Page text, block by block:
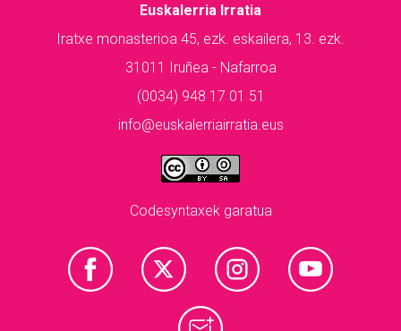
Euskalerria Irratia
Iratxe monasterioa 45, ezk. eskailera, 13. ezk.
31011 Iruñea - Nafarroa
(0034) 948 17 01 51
info@euskalerriairratia.eus
Codesyntaxek garatua